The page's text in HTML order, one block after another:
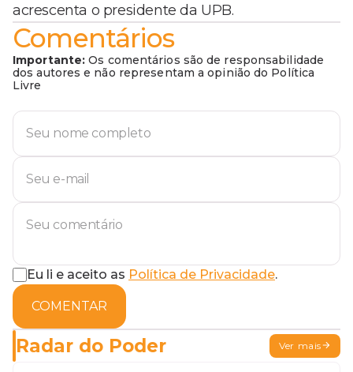
acrescenta o presidente da UPB.
Comentários
Importante: Os comentários são de responsabilidade
dos autores e não representam a opinião do Política
Livre
Eu li e aceito as Política de Privacidade.
COMENTAR
Radar do Poder Ver mais